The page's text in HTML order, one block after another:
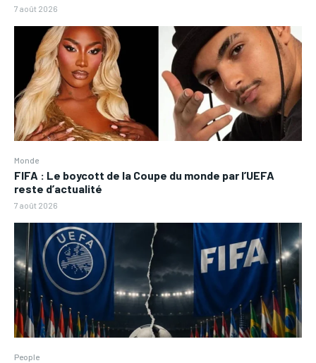
7 août 2026
Monde
FIFA : Le boycott de la Coupe du monde par l’UEFA
reste d’actualité
7 août 2026
People